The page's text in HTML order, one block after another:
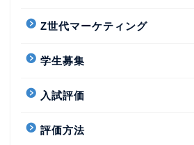
Z世代マーケティング
学生募集
入試評価
評価方法